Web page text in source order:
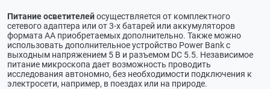
Питание осветителейосуществляется от комплектного
сетевого адаптера или от 3-х батарей или аккумуляторов
формата АА приобретаемых дополнительно. Также можно
использовать дополнительное устройство Power Bank с
выходным напряжением 5 В и разъемом DC 5.5. Независимое
питание микроскопа дает возможность проводить
исследования автономно, без необходимости подключения к
электросети, например, в поездах или на природе.